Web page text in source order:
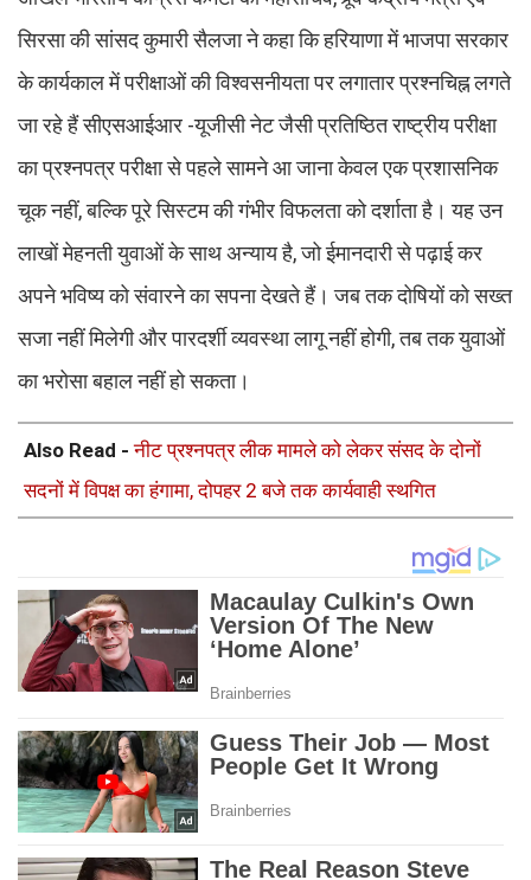
सिरसा की सांसद कुमारी सैलजा ने कहा कि हरियाणा में भाजपा सरकार
के कार्यकाल में परीक्षाओं की विश्वसनीयता पर लगातार प्रश्नचिह्न लगते
जा रहे हैं सीएसआईआर -यूजीसी नेट जैसी प्रतिष्ठित राष्ट्रीय परीक्षा
का प्रश्नपत्र परीक्षा से पहले सामने आ जाना केवल एक प्रशासनिक
चूक नहीं, बल्कि पूरे सिस्टम की गंभीर विफलता को दर्शाता है। यह उन
लाखों मेहनती युवाओं के साथ अन्याय है, जो ईमानदारी से पढ़ाई कर
अपने भविष्य को संवारने का सपना देखते हैं। जब तक दोषियों को सख्त
सजा नहीं मिलेगी और पारदर्शी व्यवस्था लागू नहीं होगी, तब तक युवाओं
का भरोसा बहाल नहीं हो सकता।
Also Read -नीट प्रश्नपत्र लीक मामले को लेकर संसद के दोनों
सदनों में विपक्ष का हंगामा, दोपहर 2 बजे तक कार्यवाही स्थगित